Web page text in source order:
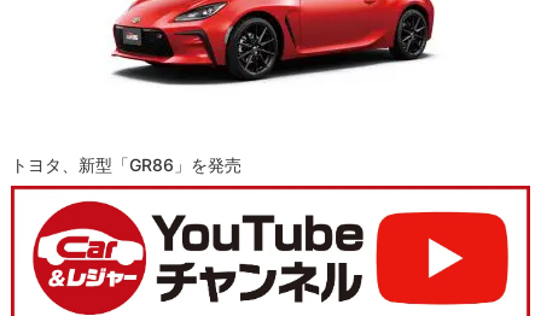
トヨタ、新型「GR86」を発売